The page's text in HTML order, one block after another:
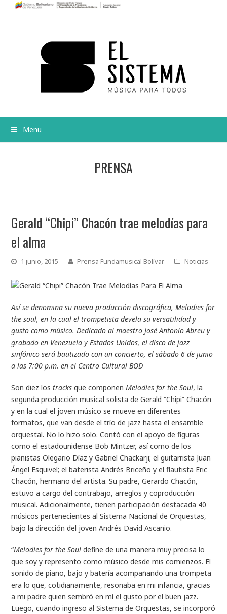
Menu
PRENSA
Gerald “Chipi” Chacón trae melodías para
el alma
1 junio, 2015 Prensa Fundamusical Bolívar Noticias
Así se denomina su nueva producción discográfica, Melodies for
the soul, en la cual el trompetista devela su versatilidad y
gusto como músico. Dedicado al maestro José Antonio Abreu y
grabado en Venezuela y Estados Unidos, el disco de jazz
sinfónico será bautizado con un concierto, el sábado 6 de junio
a las 7:00 p.m. en el Centro Cultural BOD
Son diez lostracks que componenMelodies for the Soul, la
segunda producción musical solista de Gerald “Chipi” Chacón
y en la cual el joven músico se mueve en diferentes
formatos, que van desde el trío de jazz hasta el ensamble
orquestal. No lo hizo solo. Contó con el apoyo de figuras
como el estadounidense Bob Mintzer, así como de los
pianistas Olegario Díaz y Gabriel Chackarji; el guitarrista Juan
Ángel Esquivel; el baterista Andrés Briceño y el flautista Eric
Chacón, hermano del artista. Su padre, Gerardo Chacón,
estuvo a cargo del contrabajo, arreglos y coproducción
musical. Adicionalmente, tienen participación destacada 40
músicos pertenecientes al Sistema Nacional de Orquestas,
bajo la dirección del joven Andrés David Ascanio.
“Melodies for the Soul define de una manera muy precisa lo
que soy y represento como músico desde mis comienzos. El
sonido de piano, bajo y batería acompañando una trompeta
era lo que, cotidianamente, resonaba en mi infancia, gracias
a mi padre quien sembró en mí el gusto por el buen jazz.
Luego, cuando ingreso al Sistema de Orquestas, se incorporó